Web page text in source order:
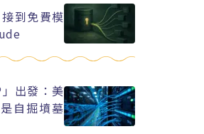
到免費模
出發：美
自掘墳墓